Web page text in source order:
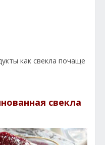
как свекла почаще
свекла